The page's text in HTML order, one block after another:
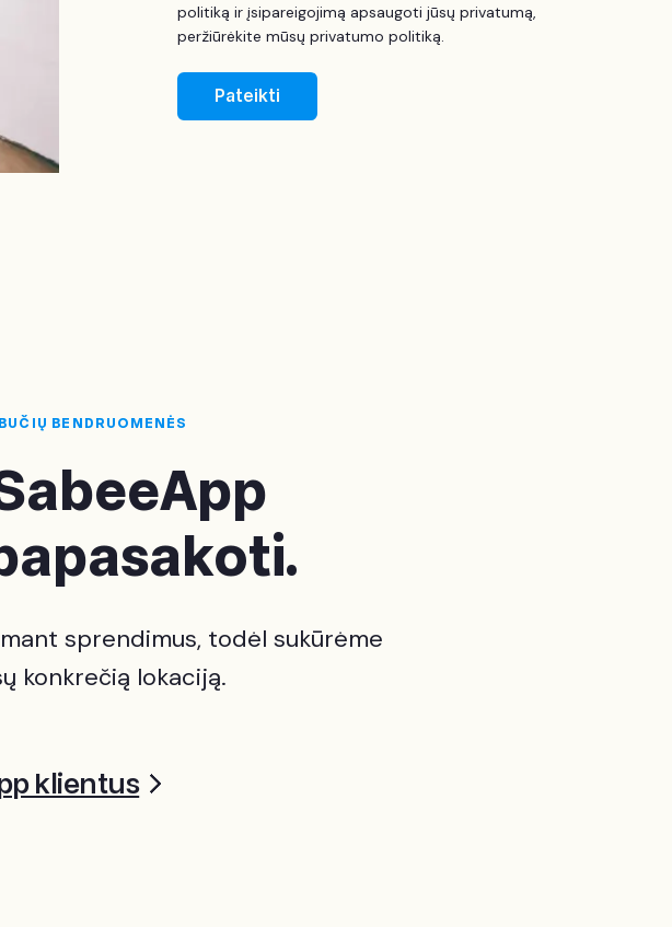
politiką ir įsipareigojimą apsaugoti jūsų privatumą,
peržiūrėkite mūsų privatumo politiką.
BENDRUOMENĖS
sprendimus, todėl sukūrėme
konkrečią lokaciją.
klientus